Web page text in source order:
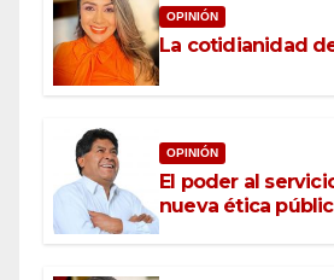
OPINIÓN
La cotidianidad
OPINIÓN
El poder al
nueva ética